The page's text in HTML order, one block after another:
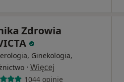
Zdrowia
Ginekologia,
· Więcej
1044 opinie